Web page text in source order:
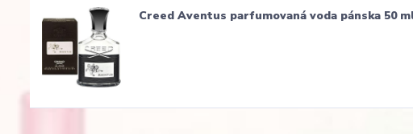
Creed Aventus parfumovaná voda pánska 50